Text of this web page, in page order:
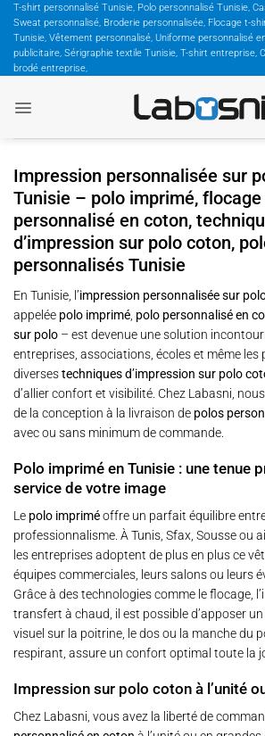
Passer
contenu
T-shirt personnalisé Tunisie, Polo personnalisé Tunisie,
Sweat personnalisé, Broderie personnalisée, Flocage t-
Tunisie, Vêtement personnalisé, Uniforme personnalisé
publicitaire, Sérigraphie textile Tunisie, T-shirt entreprise,
brodé entreprise,
Impression personnalisée sur
Tunisie – polo imprimé,
personnalisé en coton,
d’impression sur polo coton,
personnalisés Tunisie
En Tunisie, l’impression personnalisée sur
appelée polo imprimé polo personnalisé en
sur polo – est devenue une solution
entreprises, associations, écoles et même les
diversestechniques d’impression sur polo
d’allier confort et visibilité. Chez Labasni,
de la conception à la livraison de polos
avec ou sans minimum de commande.
Polo imprimé en Tunisie : une tenue
service de votre image
Le polo impriméoffre un parfait équilibre
professionnalisme. À Tunis, Sfax, Sousse ou
les entreprises adoptent de plus en plus ce
équipes commerciales, leurs salons ou leurs
Grâce à des technologies comme le flocage,
transfert à chaud, il est possible d’apposer
visuel sur la poitrine, le dos ou la manche du
respirant, assure un confort optimal toute la
Impression sur polo coton à l’unité
Chez Labasni, vous avez la liberté de